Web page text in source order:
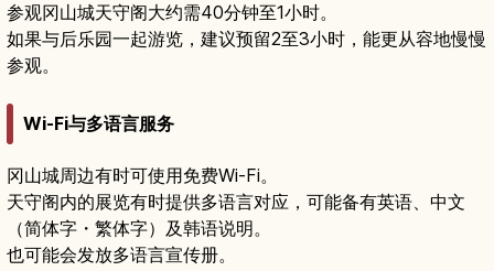
参观冈山城天守阁大约需40分钟至1小时。
如果与后乐园一起游览，建议预留2至3小时，能更从容地慢慢
参观。
Wi-Fi与多语言服务
冈山城周边有时可使用免费Wi-Fi。
天守阁内的展览有时提供多语言对应，可能备有英语、中文
（简体字・繁体字）及韩语说明。
也可能会发放多语言宣传册。